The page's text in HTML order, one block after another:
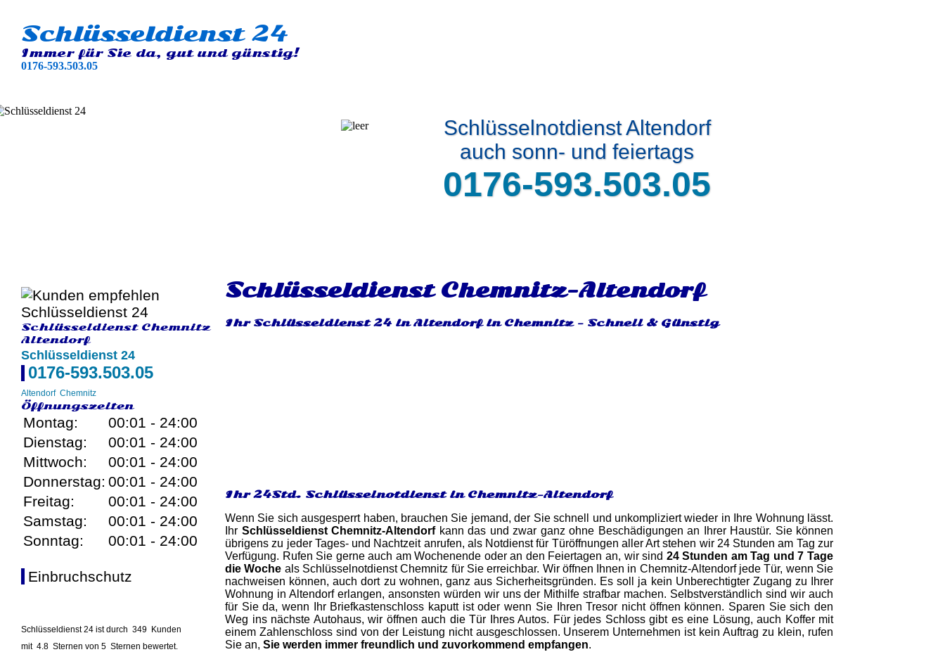
Schlüsseldienst 24
Immer für Sie da, gut und günstig!
0176-593.503.05
Schlüsselnotdienst Altendorf
auch sonn- und feiertags
0176-593.503.05
Schlüsseldienst Chemnitz
Altendorf
Schlüsseldienst 24
0176-593.503.05
Altendorf Chemnitz
Öffnungszeiten
Montag:
00:01 - 24:00
Dienstag:
00:01 - 24:00
Mittwoch:
00:01 - 24:00
Donnerstag: 00:01 - 24:00
Freitag:
00:01 - 24:00
Samstag:
00:01 - 24:00
Sonntag:
00:01 - 24:00
Einbruchschutz
Schlüsseldienst 24 ist durch 349 Kunden
mit 4.8 Sternen von 5 Sternen bewertet.
Schlüsseldienst Chemnitz-Altendorf
Ihr Schlüsseldienst 24 in Altendorf in Chemnitz - Schnell & Günstig
Ihr 24Std. Schlüsselnotdienst in Chemnitz-Altendorf
Wenn Sie sich ausgesperrt haben, brauchen Sie jemand, der Sie schnell und unkompliziert wieder in Ihre Wohnung lässt.
Ihr Schlüsseldienst Chemnitz-Altendorfkann das und zwar ganz ohne Beschädigungen an Ihrer Haustür. Sie können
übrigens zu jeder Tages- und Nachtzeit anrufen, als Notdienst für Türöffnungen aller Art stehen wir 24 Stunden am Tag zur
Verfügung. Rufen Sie gerne auch am Wochenende oder an den Feiertagen an, wir sind 24 Stunden am Tag und 7 Tage
die Woche als Schlüsselnotdienst Chemnitz für Sie erreichbar. Wir öffnen Ihnen in Chemnitz-Altendorf jede Tür, wenn Sie
nachweisen können, auch dort zu wohnen, ganz aus Sicherheitsgründen. Es soll ja kein Unberechtigter Zugang zu Ihrer
Wohnung in Altendorf erlangen, ansonsten würden wir uns der Mithilfe strafbar machen. Selbstverständlich sind wir auch
für Sie da, wenn Ihr Briefkastenschloss kaputt ist oder wenn Sie Ihren Tresor nicht öffnen können. Sparen Sie sich den
Weg ins nächste Autohaus, wir öffnen auch die Tür Ihres Autos. Für jedes Schloss gibt es eine Lösung, auch Koffer mit
einem Zahlenschloss sind von der Leistung nicht ausgeschlossen. Unserem Unternehmen ist kein Auftrag zu klein, rufen
Sie an, Sie werden immer freundlich und zuvorkommend empfangen.